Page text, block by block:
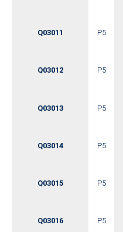
Q03011 P5
Q03012 P5
Q03013 P5
Q03014 P5
Q03015 P5
Q03016 P5